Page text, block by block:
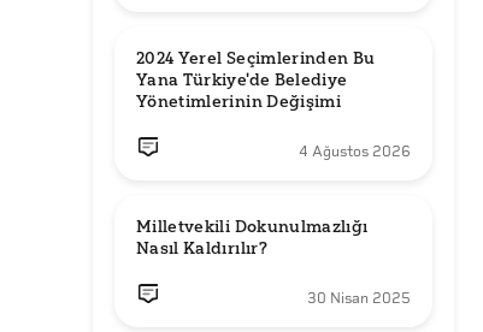
2024 Yerel Seçimlerinden Bu
Yana Türkiye'de Belediye
Yönetimlerinin Değişimi
4 Ağustos 2026
Milletvekili Dokunulmazlığı
Nasıl Kaldırılır?
30 Nisan 2025